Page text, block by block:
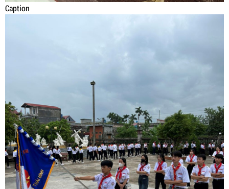
Caption